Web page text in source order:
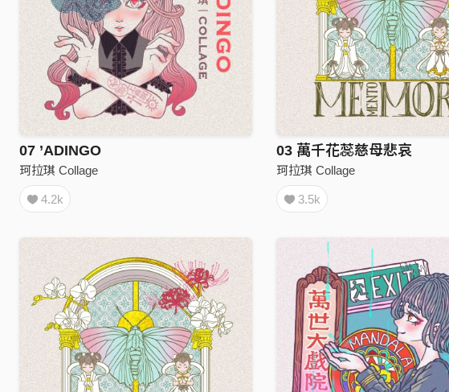
07 ’ADINGO
珂拉琪 Collage
4.2k
03 萬千花蕊慈母悲哀
珂拉琪 Collage
3.5k